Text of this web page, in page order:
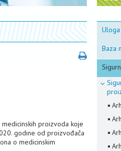
proizvoda koje
godine od proizvođača
o medicinskim
Baza